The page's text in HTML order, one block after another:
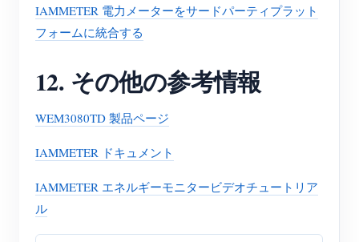
IAMMETER 電力メーターをサードパーティプラット
フォームに統合する
12. その他の参考情報
WEM3080TD 製品ページ
IAMMETER ドキュメント
IAMMETER エネルギーモニタービデオチュートリア
ル